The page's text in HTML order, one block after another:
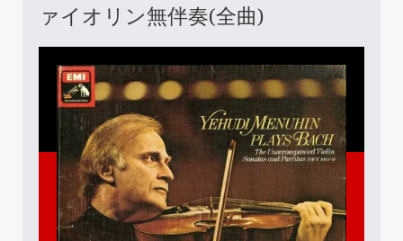
ァイオリン無伴奏(全曲)